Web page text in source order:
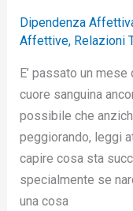
Dipendenza
Affettive, Relazioni
E’ passato un
cuore sanguina
possibile che
peggiorando, leggi
capire cosa sta
specialmente se
una cosa